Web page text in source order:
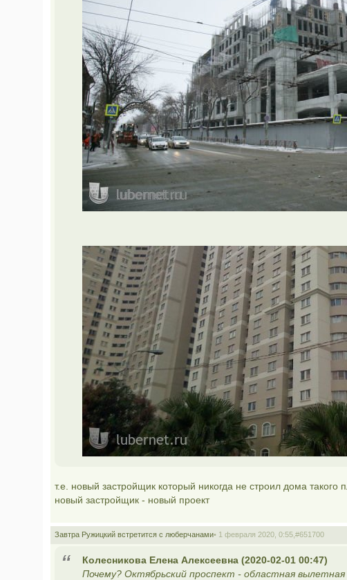
т.е. новый застройщик который никогда не строил дома такого
новый застройщик - новый проект
Завтра Ружицкий встретится с люберчанами• 1 февраля 2020, 0:55, #651700
Колесникова Елена Алексеевна (2020-02-01 00:47)
Почему? Октябрьский проспект - областная